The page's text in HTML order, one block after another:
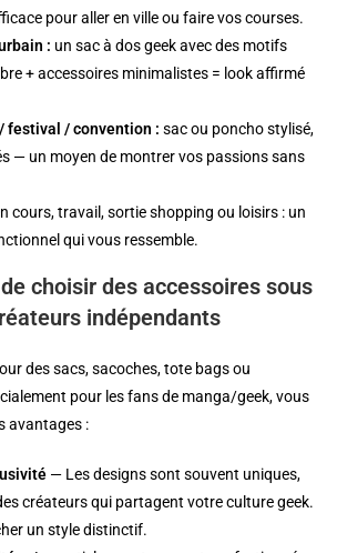
pour aller en ville ou faire vos courses.
: un sac à dos geek avec des motifs
+ accessoires minimalistes = look affirmé
festival / convention : sac ou poncho stylisé,
— un moyen de montrer vos passions sans
cours, travail, sortie shopping ou loisirs : un
qui vous ressemble.
choisir des accessoires sous
indépendants
des sacs, sacoches, tote bags ou
pour les fans de manga/geek, vous
avantages :
— Les designs sont souvent uniques,
créateurs qui partagent votre culture geek.
un style distinctif.